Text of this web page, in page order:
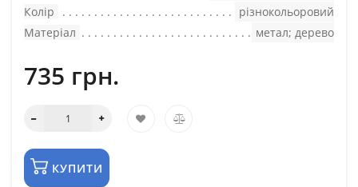
Колір
різнокольоровий
Матеріал
метал; дерево
735 грн.
КУПИТИ